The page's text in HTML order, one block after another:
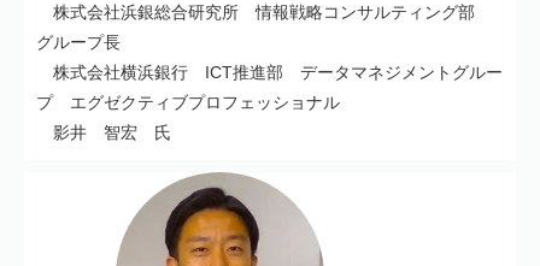
株式会社浜銀総合研究所 情報戦略コンサルティング部
グループ長
株式会社横浜銀行 ICT推進部 データマネジメントグルー
プ エグゼクティブプロフェッショナル
影井 智宏 氏